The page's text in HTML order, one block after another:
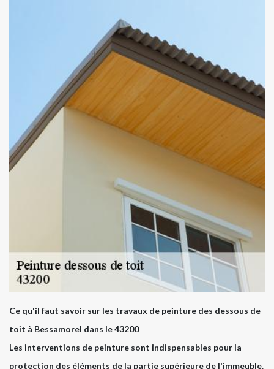
Ce qu'il faut savoir sur les travaux de peinture des dessous de
toit à Bessamorel dans le 43200
Les interventions de peinture sont indispensables pour la
protection des éléments de la partie supérieure de l'immeuble.